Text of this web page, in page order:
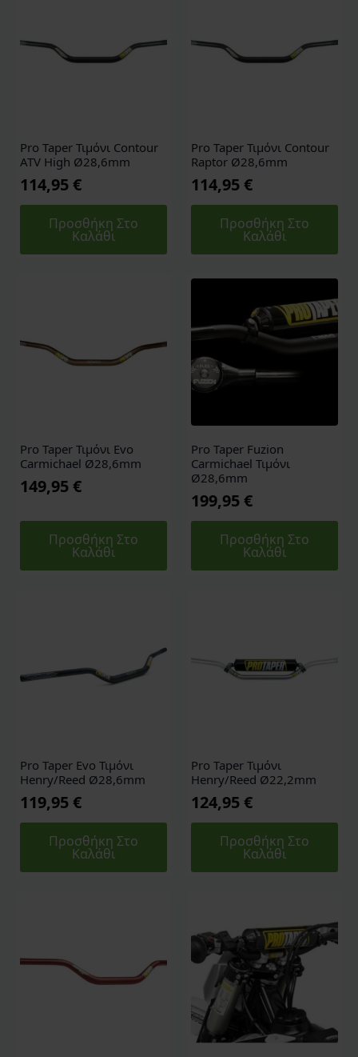
Pro Taper Τιμόνι Contour
ATV High Ø28,6mm
114,95 €
Προσθήκη Στο
Καλάθι
Pro Taper Τιμόνι Contour
Raptor Ø28,6mm
114,95 €
Προσθήκη Στο
Καλάθι
Pro Taper Τιμόνι Evo
Carmichael Ø28,6mm
149,95 €
Προσθήκη Στο
Καλάθι
Pro Taper Fuzion
Carmichael Τιμόνι
Ø28,6mm
199,95 €
Προσθήκη Στο
Καλάθι
Pro Taper Evo Τιμόνι
Henry/Reed Ø28,6mm
119,95 €
Προσθήκη Στο
Καλάθι
Pro Taper Τιμόνι
Henry/Reed Ø22,2mm
124,95 €
Προσθήκη Στο
Καλάθι